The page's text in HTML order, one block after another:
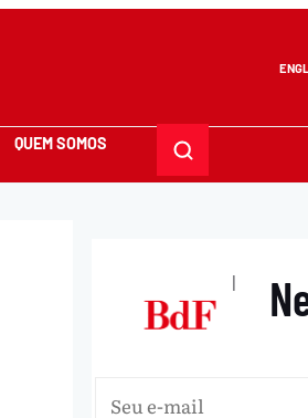
QUEM SOMOS
|